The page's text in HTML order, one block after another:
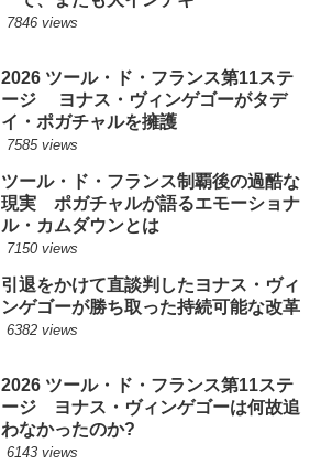
7846 views
2026 ツール・ド・フランス第11ステ
ージ ヨナス・ヴィンゲゴーがタデ
イ・ポガチャルを擁護
7585 views
ツール・ド・フランス制覇後の過酷な
現実 ポガチャルが語るエモーショナ
ル・カムダウンとは
7150 views
引退をかけて直談判したヨナス・ヴィ
ンゲゴーが勝ち取った持続可能な改革
6382 views
2026 ツール・ド・フランス第11ステ
ージ ヨナス・ヴィンゲゴーは何故追
わなかったのか?
6143 views